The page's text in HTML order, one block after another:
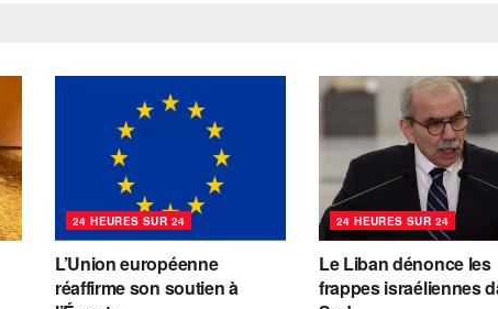
24 HEURES SUR 24
L’Union européenne
réaffirme son soutien à
24 HEURES SUR 24
Le Liban dénonce les
frappes israéliennes